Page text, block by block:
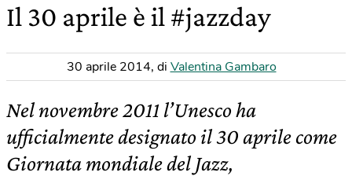
Il 30 aprile è il #jazzday
30 aprile 2014, di Valentina Gambaro
Nel novembre 2011 l’Unesco ha
ufficialmente designato il 30 aprile come
Giornata mondiale del Jazz,